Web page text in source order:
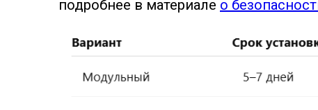
подробнее в материале о